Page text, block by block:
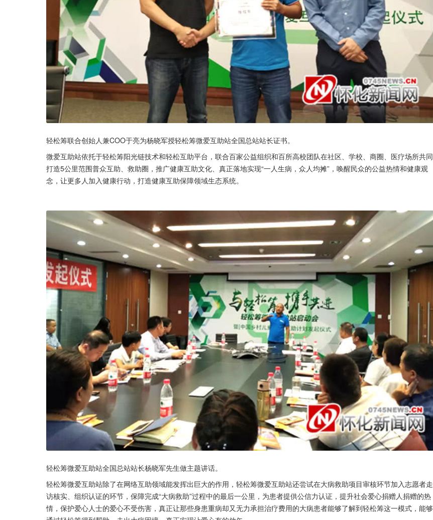
轻松筹联合创始人兼COO于亮为杨晓军授轻松筹微爱互助站全国总站站长证书。
微爱互助站依托于轻松筹阳光链技术和轻松互助平台，联合百家公益组织和百所高校团队在社区、学校、商圈、医疗场所共同
打造5公里范围普众互助、救助圈，推广健康互助文化、真正落地实现“一人生病，众人均摊”，唤醒民众的公益热情和健康观
念，让更多人加入健康行动，打造健康互助保障领域生态系统。
轻松筹微爱互助站全国总站站长杨晓军先生做主题讲话。
轻松筹微爱互助站除了在网络互助领域能发挥出巨大的作用，轻松筹微爱互助站还尝试在大病救助项目审核环节加入志愿者走
访核实、组织认证的环节，保障完成“大病救助”过程中的最后一公里，为患者提供公信力认证，提升社会爱心捐赠人捐赠的热
情，保护爱心人士的爱心不受伤害，真正让那些身患重病却又无力承担治疗费用的大病患者能够了解到轻松筹这一模式，能够